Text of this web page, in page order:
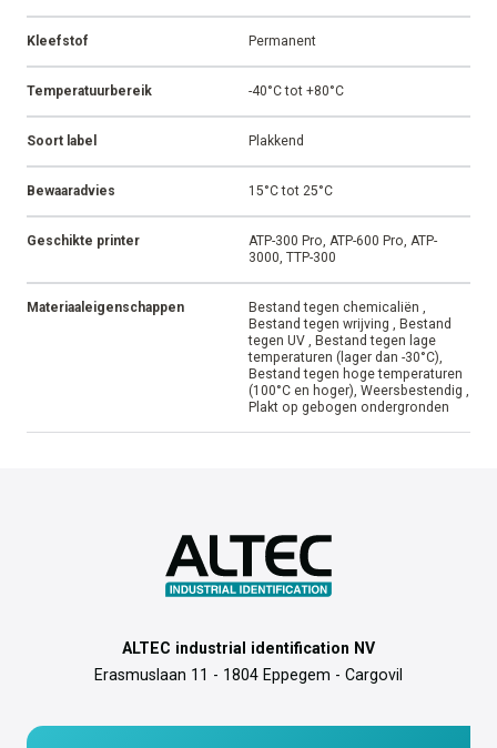
Kleefstof Permanent
Temperatuurbereik -40°C tot +80°C
Soort label Plakkend
Bewaaradvies 15°C tot 25°C
Geschikte printer
ATP-300 Pro, ATP-600 Pro, ATP-
3000, TTP-300
Materiaaleigenschappen
Bestand tegen chemicaliën ,
Bestand tegen wrijving , Bestand
tegen UV , Bestand tegen lage
temperaturen (lager dan -30°C),
Bestand tegen hoge temperaturen
(100°C en hoger), Weersbestendig ,
Plakt op gebogen ondergronden
ALTEC industrial identification NV
Erasmuslaan 11 - 1804 Eppegem - Cargovil